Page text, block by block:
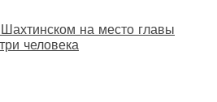
на место главы
человека